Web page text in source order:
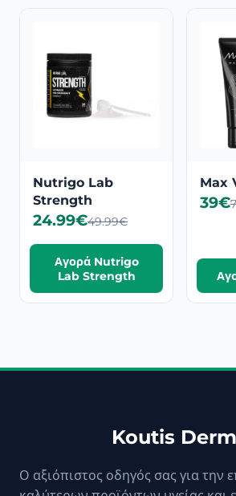
Nutrigo Lab
Strength
24.99€49.99€
Αγορά Nutrigo
Lab Strength
Max
39€
Koutis
Ο αξιόπιστος οδηγός σας για την